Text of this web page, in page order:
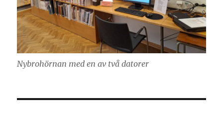
Nybrohörnan med en av två datorer